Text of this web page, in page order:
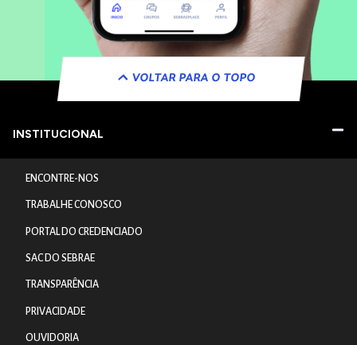
VOLTAR PARA O TOPO
INSTITUCIONAL
ENCONTRE-NOS
TRABALHE CONOSCO
PORTAL DO CREDENCIADO
SAC DO SEBRAE
TRANSPARÊNCIA
PRIVACIDADE
OUVIDORIA